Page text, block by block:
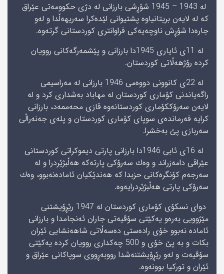
له‌ 1943 – 1945 شۆڕشى بارزانى له‌ دژى حكوومه‌تى عێراق
كه‌ له‌ لایه‌ن بریتانیاوه‌ پشتیوانى لێده‌كرا سه‌ریهه‌ڵدا و له‌و
جاره‌دا شۆڕش ناوچه‌یه‌كى فراوانترى كوردستانى گرته‌وه‌.
له‌ 11ى ئایارى 1945دا بارزانى و پێشمه‌رگه‌كانى روویان
كرده‌ رۆژهه‌ڵاتى كوردستان.
له‌ 22ى كانوونى دووه‌مى 1946 بارزانى له‌ مه‌راسیمى
راگه‌یاندنى كۆمارى كوردستان له‌ مهاباد به‌شدارى كرد و له‌
لایه‌ن سه‌رۆككۆمارى كوردستانه‌وه‌ قازى محه‌ممه‌د، بارزانى
كرایه‌ فه‌رمانده‌ى سوپاى كۆمارى كوردستان و پله‌ى جه‌نه‌راڵى
سه‌ربازى پێ به‌خشرا.
له‌ 16ى ئابى 1946دا بارزانى پارتى دیموكراتى كوردستانى
عێراقى دامه‌زراند و وه‌ك سه‌رۆكى پارته‌كه‌ هه‌ڵبژێردرا و له‌
سه‌رجه‌م كۆنگره‌كانى حزبدا كه‌ هه‌ندێكیان ئاماده‌نه‌بوو، وه‌ك
سه‌رۆكى پارتى هه‌ڵبژێردرایه‌وه‌.
دواى نسكۆى كۆمارى كوردستان له‌ 1947 رێڕۆیشتنى
مێژوویى به‌ره‌و یه‌كێتى سۆڤیه‌تى جاران ئه‌نجامدا و بارزانى
ئاماده‌ نه‌بوو خۆى راده‌ستى ده‌سه‌ڵاتى شاهه‌نشایى ئێران
بكات و به‌ پێ خۆى و 500 چه‌كدارى روویان كرده‌ یه‌كێتى
سۆڤیه‌ت و له‌و رێڕۆیشتنه‌شدا رووبه‌ڕووى سوپاكانى عێراق و
ئێران و توركیا بوونه‌وه‌.